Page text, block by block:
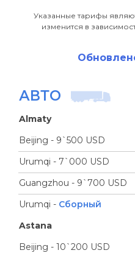
Указанные тарифы
изменится в
АВТО
Almaty
Beijing - 9`500 USD
Urumqi - 7`000 USD
Guangzhou - 9`700 USD
Urumqi - Сборный
Astana
Beijing - 10`200 USD